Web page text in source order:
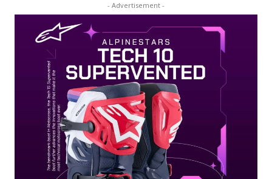
- Advertisement -